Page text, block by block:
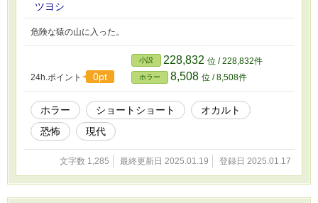
ツヨシ
危険な猿の山に入った。
24h.ポイント 0pt
小説 228,832 位 / 228,832件
ホラー 8,508 位 / 8,508件
ホラー ショートショート
オカルト
恐怖
現代
文字数 1,285 最終更新日 2025.01.19 登録日 2025.01.17